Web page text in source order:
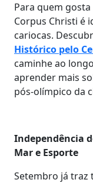
Para quem
Corpus Christi é
cariocas.
Histórico pelo
caminhe ao
aprender mais
pós-olímpico da
Independência
Mar e Esporte
Setembro já traz